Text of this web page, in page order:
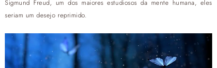
Sigmund Freud, um dos maiores estudiosos da mente humana, eles
seriam um desejo reprimido.